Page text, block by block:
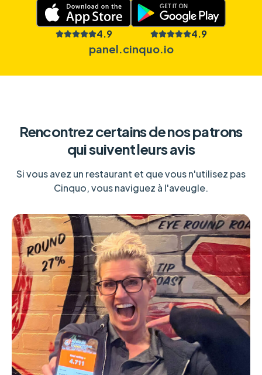
4.9 4.9
panel.cinquo.io
Rencontrez certains de nos patrons
qui suivent leurs avis
Si vous avez un restaurant et que vous n'utilisez pas
Cinquo, vous naviguez à l'aveugle.